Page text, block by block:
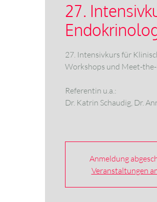
27.
27. Intensivkurs für
Workshops und Meet-
Referentin u.a.:
Dr. Katrin Schaudig, Dr.
Anmeldung
Veranstaltungen